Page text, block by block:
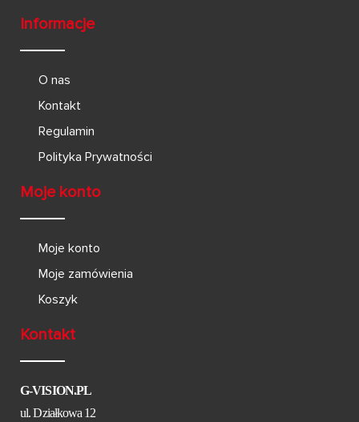
Informacje
O nas
Kontakt
Regulamin
Polityka Prywatności
Moje konto
Moje konto
Moje zamówienia
Koszyk
Kontakt
G-VISION.PL
ul. Działkowa 12